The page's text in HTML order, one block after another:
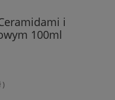
i
100ml
)